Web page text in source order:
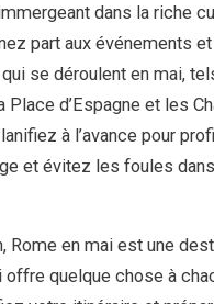
dans la riche
part aux événements
se déroulent en mai,
Place d’Espagne et les
à l’avance pour
et évitez les foules
Rome en mai est une
offre quelque chose à